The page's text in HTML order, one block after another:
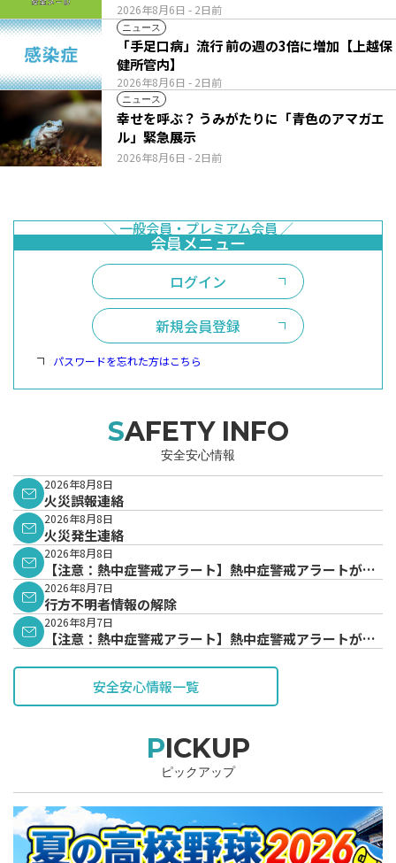
2026年8月6日 - 2日前
ニュース
2026年8月6日 - 2日前
「手足口病」流行 前の週の3倍に増加【上越保
健所管内】
ニュース
2026年8月6日 - 2日前
幸せを呼ぶ？ うみがたりに「青色のアマガエ
ル」緊急展示
ログイン
新規会員登録
パスワードを忘れた方はこちら
SAFETY INFO
安全安心情報
2026年8月8日
火災誤報連絡
2026年8月8日
火災発生連絡
2026年8月8日
【注意：熱中症警戒アラート】熱中症警戒アラートが発
表されています。
2026年8月7日
行方不明者情報の解除
2026年8月7日
【注意：熱中症警戒アラート】熱中症警戒アラートが発
安全安心情報一覧
PICKUP
ピックアップ